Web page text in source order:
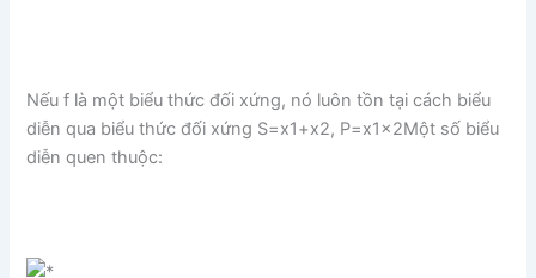
Nếu f là một biểu thức đối xứng, nó luôn tồn tại cách biểu
diễn qua biểu thức đối xứng S=x1+x2, P=x1x2Một số biểu
diễn quen thuộc: